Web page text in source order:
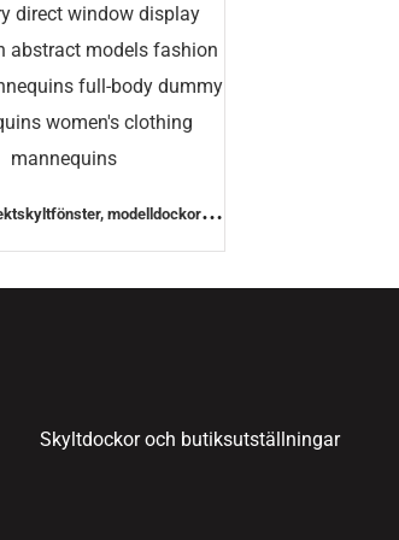
modelldockor
skyltdockor
Skyltdockor och butiksutställningar